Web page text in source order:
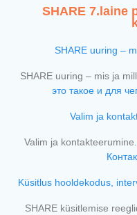
SHARE 7.laine
SHARE uuring –
SHARE uuring – mis ja
это такое и для
Valim ja
Valim ja
Küsitlus hooldekodus,
SHARE küsitlemise